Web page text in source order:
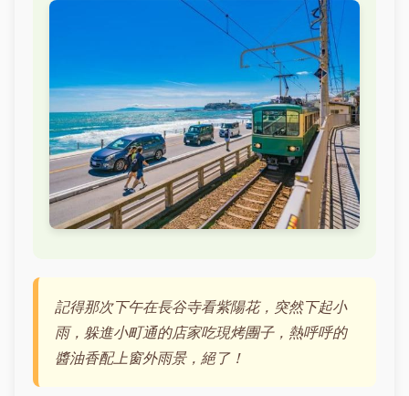
記得那次下午在長谷寺看紫陽花，突然下起小
雨，躲進小町通的店家吃現烤團子，熱呼呼的
醬油香配上窗外雨景，絕了！